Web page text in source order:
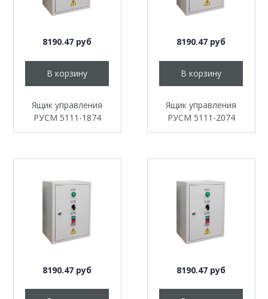
8190.47 руб
В корзину
Ящик управления
РУСМ 5111-1874
8190.47 руб
В корзину
Ящик управления
РУСМ 5111-2074
8190.47 руб 8190.47 руб